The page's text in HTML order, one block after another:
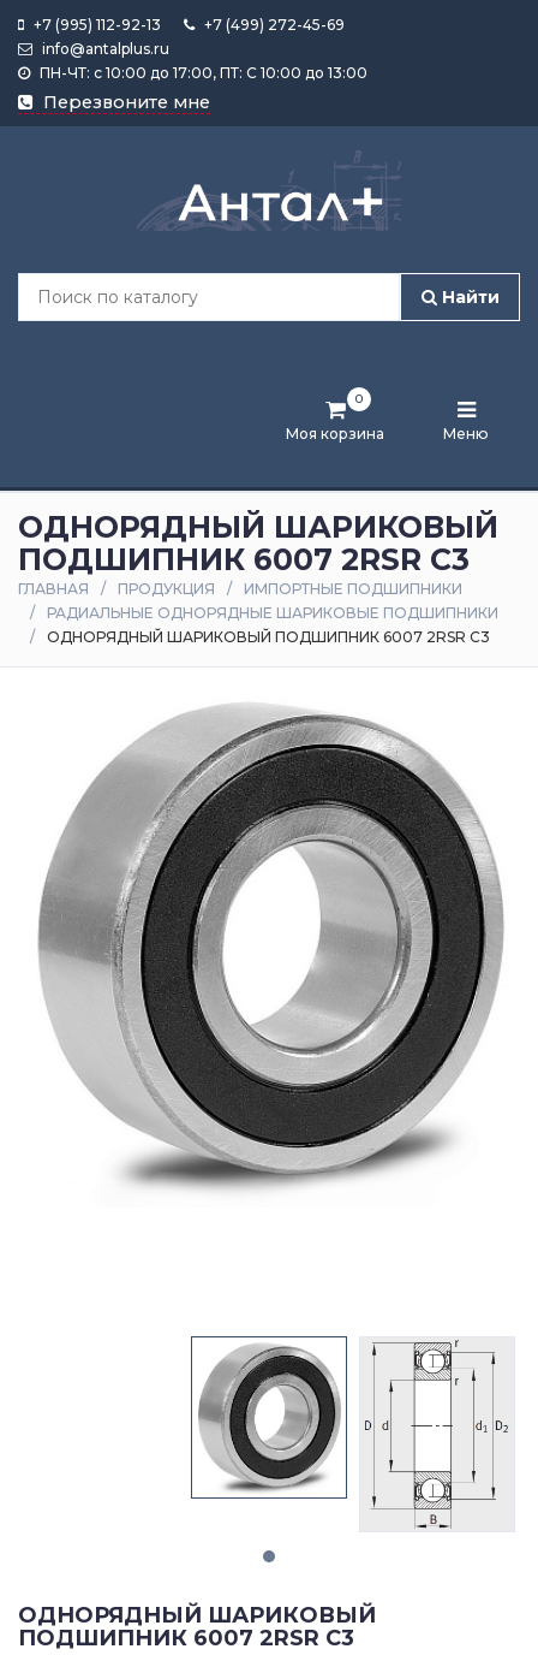
+7 (995) 112-92-13
+7 (499) 272-45-69
info@antalplus.ru
ПН-ЧТ: с 10:00 до 17:00, ПТ: С 10:00 до 13:00
Перезвоните мне
Найти
Моя корзина
0
Меню
Каталог
продукции
Лента
и
статьи
Оплата
доставка
ОДНОРЯДНЫЙ ШАРИКОВЫЙ
ПОДШИПНИК 6007 2RSR C3
ГЛАВНАЯ ПРОДУКЦИЯ
ИМПОРТНЫЕ ПОДШИПНИКИ
РАДИАЛЬНЫЕ ОДНОРЯДНЫЕ ШАРИКОВЫЕ ПОДШИПНИКИ
ОДНОРЯДНЫЙ ШАРИКОВЫЙ ПОДШИПНИК 6007 2RSR C3
ОДНОРЯДНЫЙ ШАРИКОВЫЙ
ПОДШИПНИК 6007 2RSR C3